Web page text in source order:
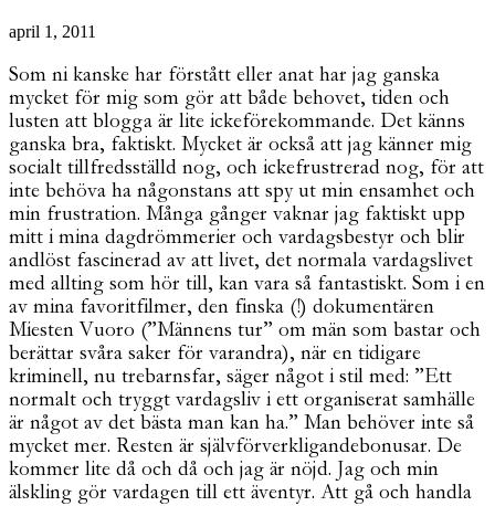
april 1, 2011
Som ni kanske har förstått eller anat har jag ganska
mycket för mig som gör att både behovet, tiden och
lusten att blogga är lite ickeförekommande. Det känns
ganska bra, faktiskt. Mycket är också att jag känner mig
socialt tillfredsställd nog, och ickefrustrerad nog, för att
inte behöva ha någonstans att spy ut min ensamhet och
min frustration. Många gånger vaknar jag faktiskt upp
mitt i mina dagdrömmerier och vardagsbestyr och blir
andlöst fascinerad av att livet, det normala vardagslivet
med allting som hör till, kan vara så fantastiskt. Som i en
av mina favoritfilmer, den finska (!) dokumentären
Miesten Vuoro (”Männens tur” om män som bastar och
berättar svåra saker för varandra), när en tidigare
kriminell, nu trebarnsfar, säger något i stil med: ”Ett
normalt och tryggt vardagsliv i ett organiserat samhälle
är något av det bästa man kan ha.” Man behöver inte så
mycket mer. Resten är självförverkligandebonusar. De
kommer lite då och då och jag är nöjd. Jag och min
älskling gör vardagen till ett äventyr. Att gå och handla